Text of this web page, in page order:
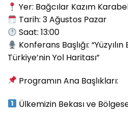
Yer: Bağcılar Kazım
Tarih: 3 Ağustos Pazar
Saat: 13:00
Konferans Başlığı:
Türkiye’nin Yol Haritası”
Programın Ana Başlıkları:
Ülkemizin Bekası ve